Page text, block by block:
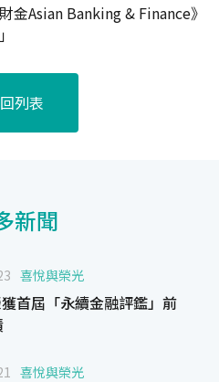
金Asian Banking & Finance》
列表
新聞
喜悅與榮光
首屆「永續金融評鑑」前
喜悅與榮光